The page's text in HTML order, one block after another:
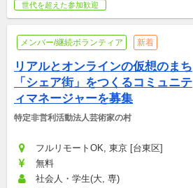
世代を超えた参加歓迎
メンバー/継続ボランティア 新着
リアルとオンラインの仮想のまち
「シェア街」をつくるコミュニテ
ィマネージャーを募集
特定非営利活動法人芸術家の村
フルリモートOK, 東京 [台東区]
無料
社会人・学生(大, 専)